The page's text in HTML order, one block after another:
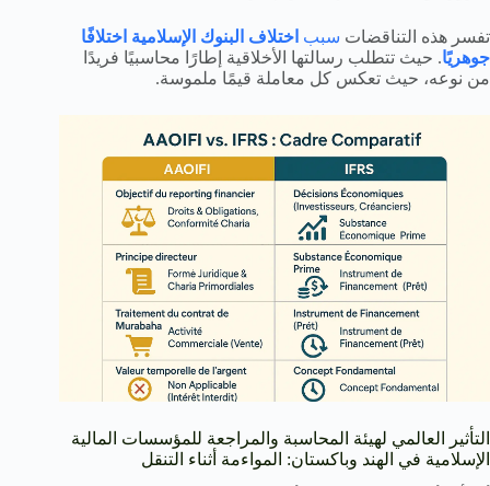
تفسر هذه التناقضات سبب اختلاف البنوك الإسلامية اختلافًا
جوهريًا. حيث تتطلب رسالتها الأخلاقية إطارًا محاسبيًا فريدًا
من نوعه، حيث تعكس كل معاملة قيمًا ملموسة.
التأثير العالمي لهيئة المحاسبة والمراجعة للمؤسسات المالية
الإسلامية في الهند وباكستان: المواءمة أثناء التنقل